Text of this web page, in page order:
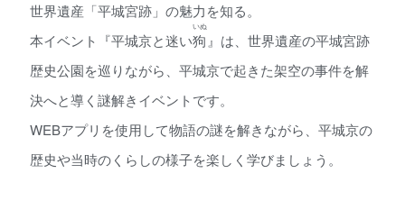
世界遺産「平城宮跡」の魅力を知る。
本イベント『平城京と迷い狗
いぬ
』は、世界遺産の平城宮跡
歴史公園を巡りながら、平城京で起きた架空の事件を解
決へと導く謎解きイベントです。
WEBアプリを使用して物語の謎を解きながら、平城京の
歴史や当時のくらしの様子を楽しく学びましょう。